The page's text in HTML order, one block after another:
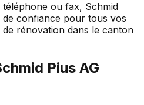
ou fax, Schmid
de confiance pour tous vos
de rénovation dans le canton
Pius AG